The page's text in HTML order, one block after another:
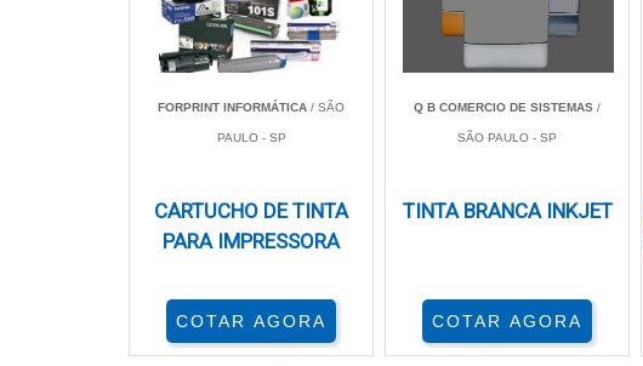
FORPRINT INFORMÁTICA / SÃO
PAULO - SP
CARTUCHO DE TINTA
PARA IMPRESSORA
COTAR AGORA
Q B COMERCIO DE SISTEMAS/
SÃO PAULO - SP
TINTA BRANCA INKJET
COTAR AGORA